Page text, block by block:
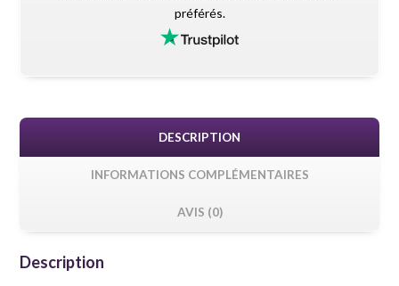
préférés.
DESCRIPTION
INFORMATIONS COMPLÉMENTAIRES
AVIS (0)
Description